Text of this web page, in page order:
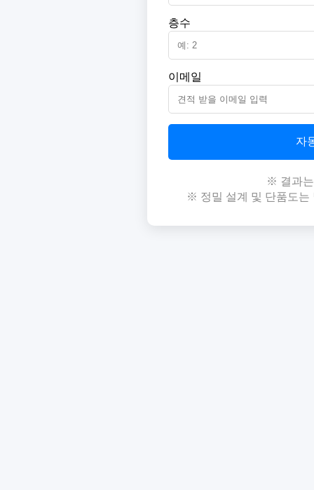
층수
이메일
자
※ 결과
※ 정밀 설계 및 단품도는